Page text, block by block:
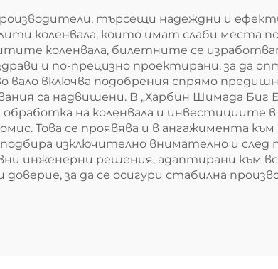
търсещи надеждни и
коленвала, които имат слаби места
коленвала, билетните се
и по-прецизно проектирани, за да
вало включва подобрения спрямо
са надвишени. В „Харбин Шимада Биг
на коленвала и инвестициите в
Това се проявява и в ангажимента
изключително внимателно и след
инженерни решения, адаптирани към
за да се осигури стабилна